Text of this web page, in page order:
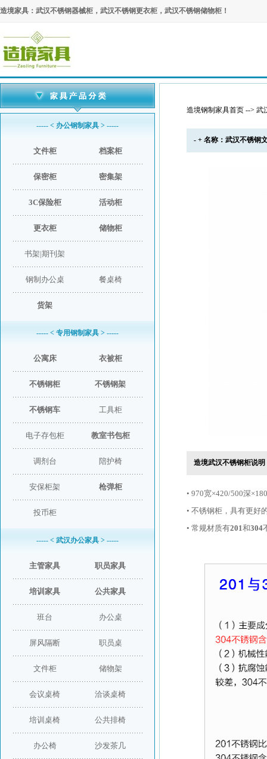
造境家具：武汉不锈钢器械柜，武汉不锈钢更衣柜，武汉不锈钢储物柜！
----- < 办公钢制家具 > -----
文件柜 档案柜
保密柜 密集架
3C保险柜 活动柜
更衣柜 储物柜
书架|期刊架
钢制办公桌 餐桌椅
货架
----- < 专用钢制家具 > -----
公寓床 衣被柜
不锈钢柜 不锈钢架
不锈钢车 工具柜
电子存包柜 教室书包柜
调剂台 陪护椅
安保柜架 枪弹柜
投币柜
----- < 武汉办公家具 > -----
主管家具 职员家具
培训家具 公共家具
班台 办公桌
屏风隔断 职员桌
文件柜 储物架
会议桌椅 洽谈桌椅
培训桌椅 公共排椅
办公椅 沙发茶几
造境钢制家具首页--> 武
- + 名称：武汉不锈钢
造境武汉不锈钢柜说明
• 970宽×420/500深
• 不锈钢柜，具有更好
• 常规材质有201和304